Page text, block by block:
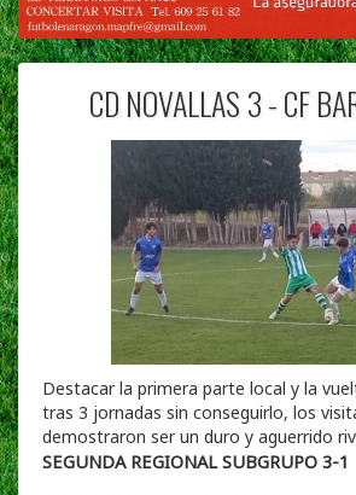
CD NOVALLAS 3 - CF
Destacar la primera parte local y la
tras 3 jornadas sin conseguirlo, los
demostraron ser un duro y aguerrido
SEGUNDA REGIONAL SUBGRUPO 3-1